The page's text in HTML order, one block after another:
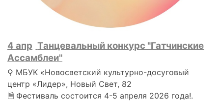
4 апр Танцевальный конкурс "Гатчинские
Ассамблеи"
⚲ МБУК «Новосветский культурно-досуговый
центр «Лидер», Новый Свет, 82
🗎 Фестиваль состоится 4-5 апреля 2026 года!.